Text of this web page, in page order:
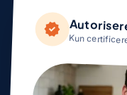
verified
Kun